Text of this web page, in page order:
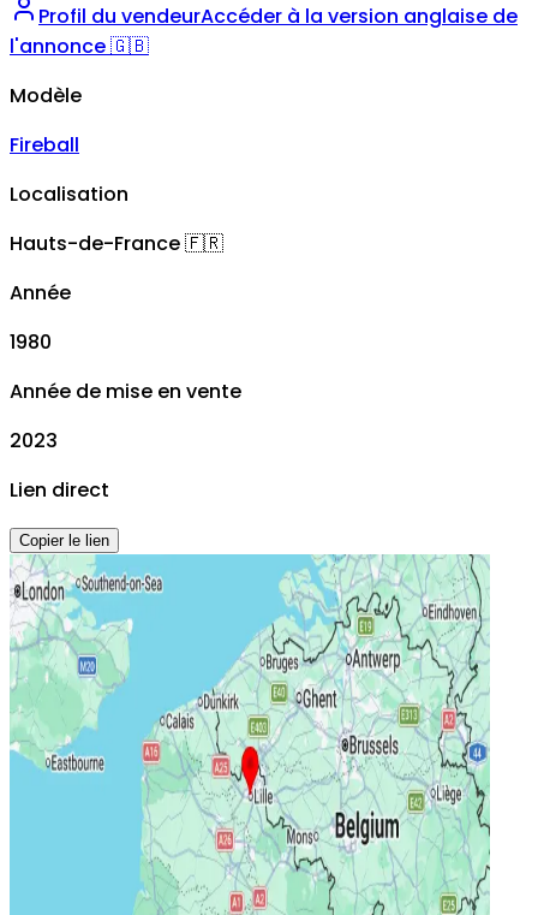
Profil du vendeurAccéder à la version anglaise de
l'annonce 🇬🇧
Modèle
Fireball
Localisation
Hauts-de-France🇫🇷
Année
1980
Année de mise en vente
2023
Lien direct
Copier le lien